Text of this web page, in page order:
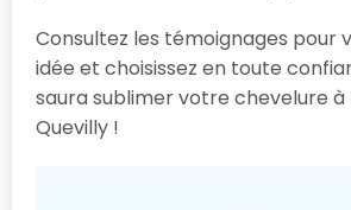
Consultez les témoignages pour
idée et choisissez en toute
saura sublimer votre chevelure à
Quevilly !